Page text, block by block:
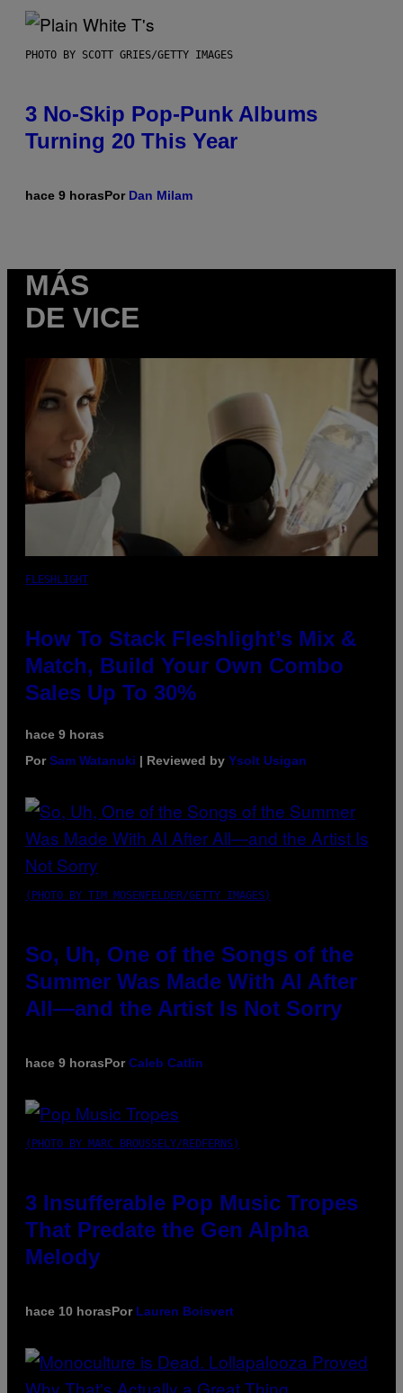
PHOTO BY SCOTT GRIES/GETTY IMAGES
3 No-Skip Pop-Punk Albums
Turning 20 This Year
hace 9 horasPor Dan Milam
MÁS
DE VICE
FLESHLIGHT
How To Stack Fleshlight’s Mix &
Match, Build Your Own Combo
Sales Up To 30%
hace 9 horas
PorSam Watanuki | Reviewed by Ysolt Usigan
(PHOTO BY TIM MOSENFELDER/GETTY IMAGES)
So, Uh, One of the Songs of the
Summer Was Made With AI After
All—and the Artist Is Not Sorry
hace 9 horasPorCaleb Catlin
(PHOTO BY MARC BROUSSELY/REDFERNS)
3 Insufferable Pop Music Tropes
That Predate the Gen Alpha
Melody
hace 10 horasPor Lauren Boisvert